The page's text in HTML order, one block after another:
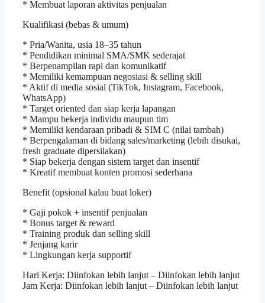
* Membuat laporan aktivitas penjualan
Kualifikasi (bebas & umum)
* Pria/Wanita, usia 18–35 tahun
* Pendidikan minimal SMA/SMK sederajat
* Berpenampilan rapi dan komunikatif
* Memiliki kemampuan negosiasi & selling skill
* Aktif di media sosial (TikTok, Instagram, Facebook,
WhatsApp)
* Target oriented dan siap kerja lapangan
* Mampu bekerja individu maupun tim
* Memiliki kendaraan pribadi & SIM C (nilai tambah)
* Berpengalaman di bidang sales/marketing (lebih disukai,
fresh graduate dipersilakan)
* Siap bekerja dengan sistem target dan insentif
* Kreatif membuat konten promosi sederhana
Benefit (opsional kalau buat loker)
* Gaji pokok + insentif penjualan
* Bonus target & reward
* Training produk dan selling skill
* Jenjang karir
* Lingkungan kerja supportif
Hari Kerja: Diinfokan lebih lanjut – Diinfokan lebih lanjut
Jam Kerja: Diinfokan lebih lanjut – Diinfokan lebih lanjut